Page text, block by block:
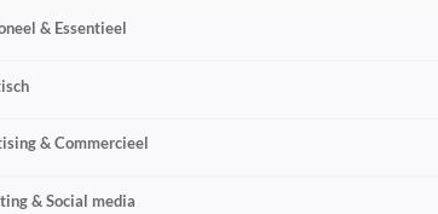
& Essentieel
& Commercieel
& Social media